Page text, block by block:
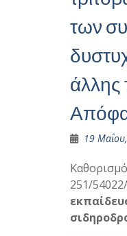
των
άλλης
19
251/